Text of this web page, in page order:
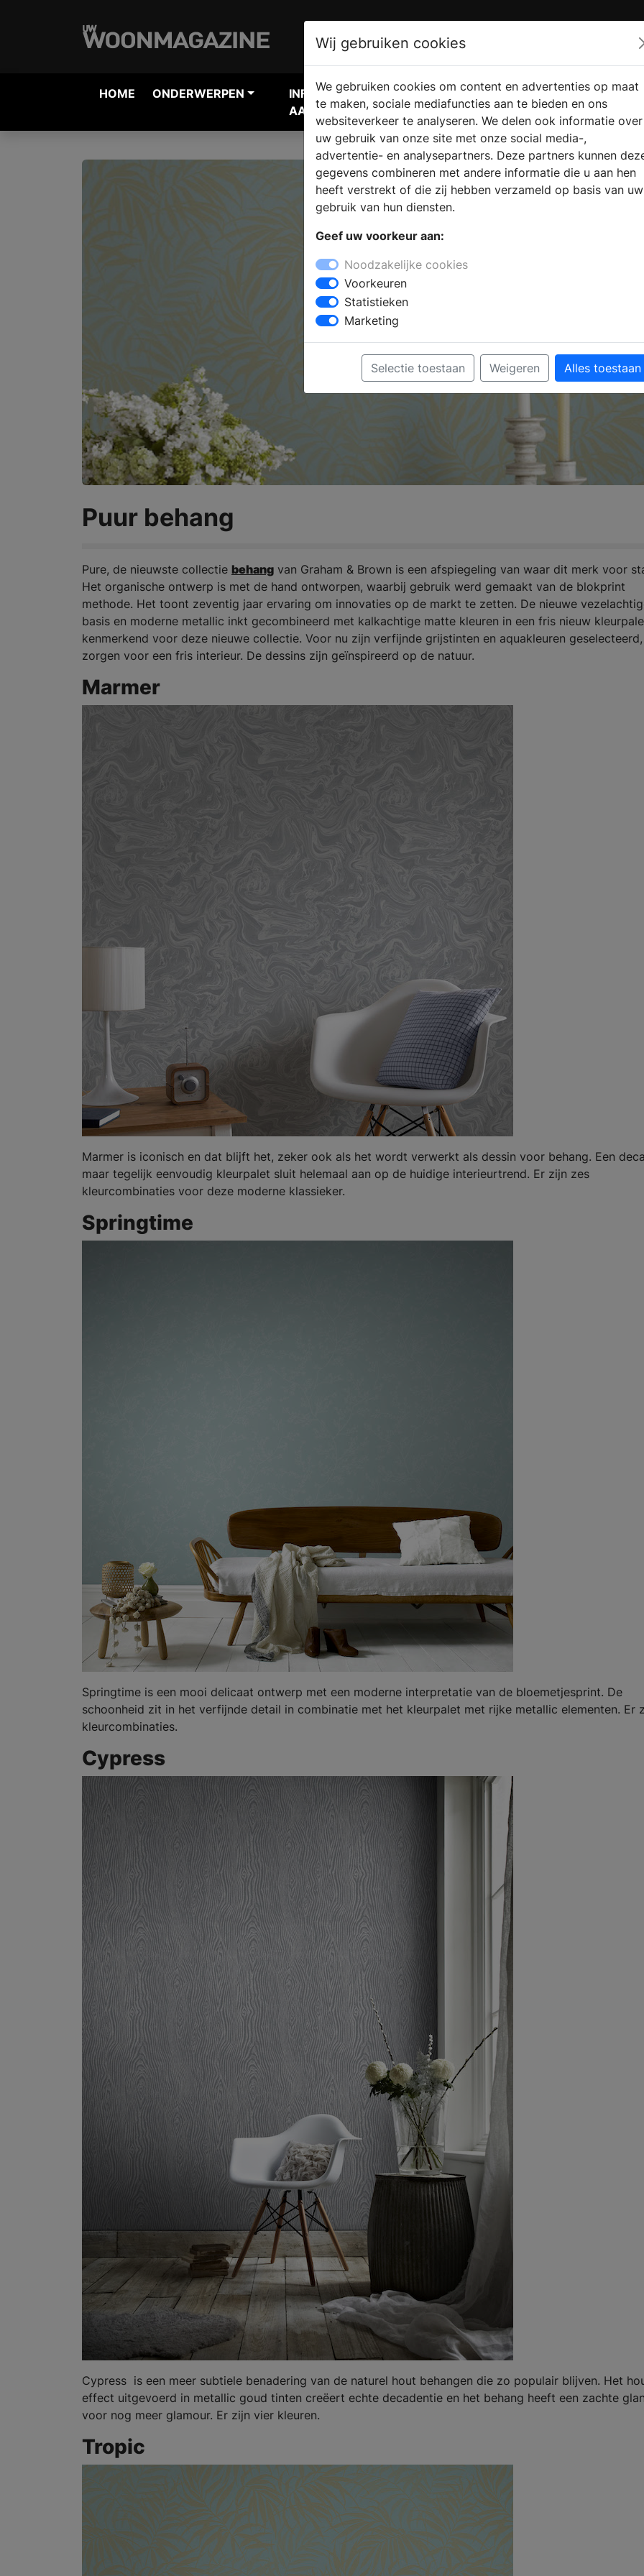
HOME ONDERWERPEN
INFORMATIE
AANVRAGEN
VERKOOPLOCATIE
VINDEN
WEBSHOP
Puur behang
Pure, de nieuwste collectie behang van Graham & Brown is een afspiegeling van waar dit merk voor
Het organische ontwerp is met de hand ontworpen, waarbij gebruik werd gemaakt van de blokprint
methode. Het toont zeventig jaar ervaring om innovaties op de markt te zetten. De nieuwe
basis en moderne metallic inkt gecombineerd met kalkachtige matte kleuren in een fris nieuw
kenmerkend voor deze nieuwe collectie. Voor nu zijn verfijnde grijstinten en aquakleuren
zorgen voor een fris interieur. De dessins zijn geïnspireerd op de natuur.
Marmer
Marmer is iconisch en dat blijft het, zeker ook als het wordt verwerkt als dessin voor behang. Een
maar tegelijk eenvoudig kleurpalet sluit helemaal aan op de huidige interieurtrend. Er zijn zes
kleurcombinaties voor deze moderne klassieker.
Springtime
Springtime is een mooi delicaat ontwerp met een moderne interpretatie van de bloemetjesprint. De
schoonheid zit in het verfijnde detail in combinatie met het kleurpalet met rijke metallic elementen. Er
kleurcombinaties.
Cypress
Cypress is een meer subtiele benadering van de naturel hout behangen die zo populair blijven. Het
effect uitgevoerd in metallic goud tinten creëert echte decadentie en het behang heeft een zachte
voor nog meer glamour. Er zijn vier kleuren.
Tropic
Wij gebruiken cookies
We gebruiken cookies om content en advertenties op maat
te maken, sociale mediafuncties aan te bieden en ons
websiteverkeer te analyseren. We delen ook informatie over
uw gebruik van onze site met onze social media-,
advertentie- en analysepartners. Deze partners kunnen
gegevens combineren met andere informatie die u aan hen
heeft verstrekt of die zij hebben verzameld op basis van uw
gebruik van hun diensten.
Geef uw voorkeur aan:
Noodzakelijke cookies
Voorkeuren
Statistieken
Marketing
Selectie toestaan Weigeren Alles toestaan